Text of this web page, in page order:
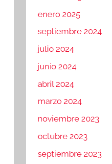
enero 2025
septiembre 2024
julio 2024
junio 2024
abril 2024
marzo 2024
noviembre 2023
octubre 2023
septiembre 2023